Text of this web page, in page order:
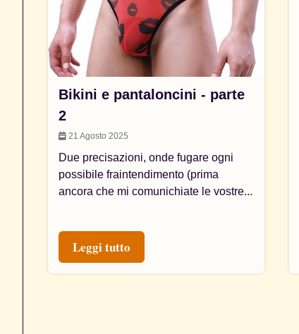
Bikini e pantaloncini - parte
2
21 Agosto 2025
Due precisazioni, onde fugare ogni
possibile fraintendimento (prima
ancora che mi comunichiate le vostre...
Leggi tutto